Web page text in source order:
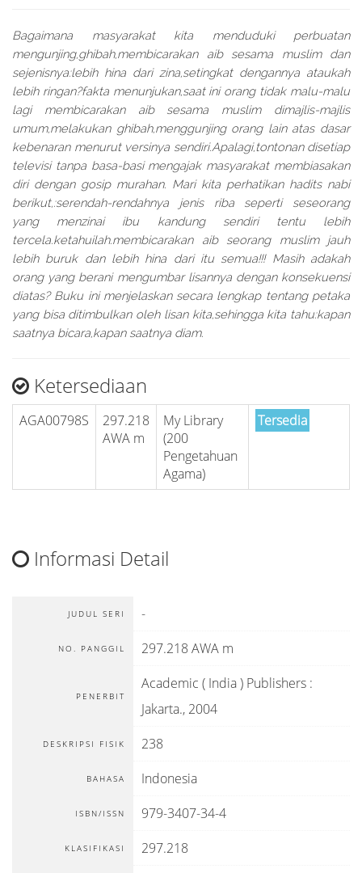
Bagaimana masyarakat kita menduduki perbuatan
mengunjing,ghibah,membicarakan aib sesama muslim dan
sejenisnya:lebih hina dari zina,setingkat dengannya ataukah
lebih ringan?fakta menunjukan,saat ini orang tidak malu-malu
lagi membicarakan aib sesama muslim dimajlis-majlis
umum,melakukan ghibah,menggunjing orang lain atas dasar
kebenaran menurut versinya sendiri.Apalagi,tontonan disetiap
televisi tanpa basa-basi mengajak masyarakat membiasakan
diri dengan gosip murahan. Mari kita perhatikan hadits nabi
berikut,:serendah-rendahnya jenis riba seperti seseorang
yang menzinai ibu kandung sendiri tentu lebih
tercela.ketahuilah.membicarakan aib seorang muslim jauh
lebih buruk dan lebih hina dari itu semua!!! Masih adakah
orang yang berani mengumbar lisannya dengan konsekuensi
diatas? Buku ini menjelaskan secara lengkap tentang petaka
yang bisa ditimbulkan oleh lisan kita,sehingga kita tahu:kapan
saatnya bicara,kapan saatnya diam.
Ketersediaan
AGA00798S
297.218
AWA m
My Library
(200
Pengetahuan
Agama)
Tersedia
Informasi Detail
JUDUL SERI -
NO. PANGGIL 297.218 AWA m
PENERBIT
Academic ( India ) Publishers :
Jakarta., 2004
DESKRIPSI FISIK 238
BAHASA Indonesia
ISBN/ISSN 979-3407-34-4
KLASIFIKASI 297.218